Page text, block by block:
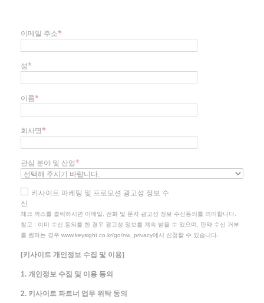
이메일 주소*
성*
이름*
회사명*
관심 분야 및 산업*
키사이트 마케팅 및 프로모션 광고성 정보 수
신
체크 박스를 클릭하시면 이메일, 전화 및 문자 광고성 정보 수신동의를 의미합니다.
참고 : 이미 수신 동의를 한 경우 광고성 정보를 계속 받을 수 있으며, 만약 수신 거부
를 원하는 경우 www.keysight.co.kr/go/nw_privacy에서 신청할 수 있습니다.
[키사이트 개인정보 수집 및 이용]
1. 개인정보 수집 및 이용 동의
2. 키사이트 파트너 업무 위탁 동의